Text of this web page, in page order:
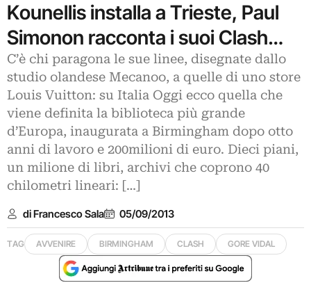
Kounellis installa a Trieste, Paul
Simonon racconta i suoi Clash…
C’è chi paragona le sue linee, disegnate dallo
studio olandese Mecanoo, a quelle di uno store
Louis Vuitton: su Italia Oggi ecco quella che
viene definita la biblioteca più grande
d’Europa, inaugurata a Birmingham dopo otto
anni di lavoro e 200milioni di euro. Dieci piani,
un milione di libri, archivi che coprono 40
chilometri lineari: […]
di Francesco Sala 05/09/2013
TAG AVVENIRE BIRMINGHAM CLASH GORE VIDAL